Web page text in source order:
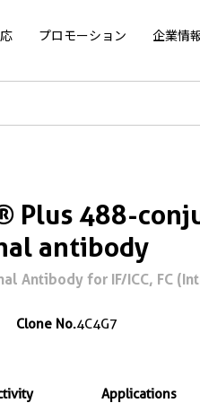
プロモーション 企業情
Plus 488-
antibody
Antibody for IF/ICC, FC
Clone No.4C4G7
Applications